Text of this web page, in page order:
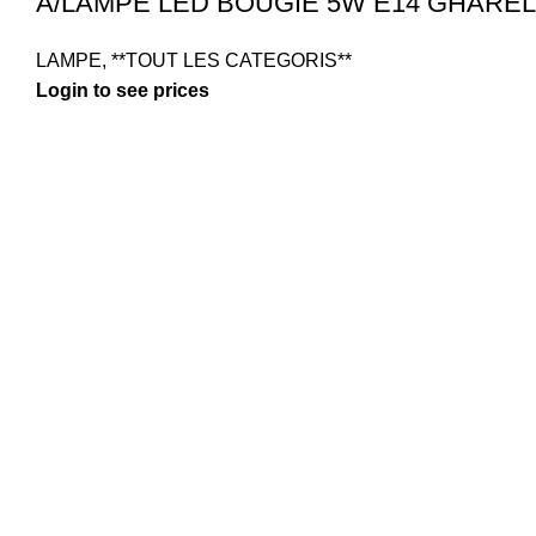
LAMPE, **TOUT LES CATEGORIS**
Login to see prices